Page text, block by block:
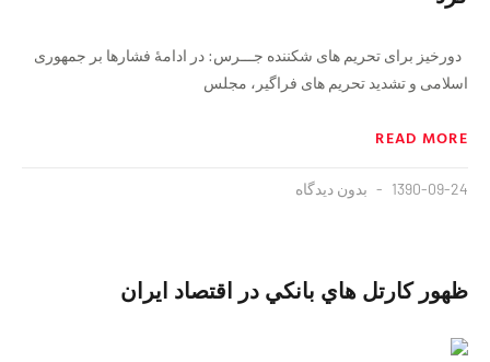
دورخیز برای تحریم های شکننده جـــرس: در ادامۀ فشارها بر جمهوری
اسلامی و تشدید تحریم های فراگیر، مجلس
READ MORE
1390-09-24 بدون دیدگاه
ظهور کارتل هاي بانکي در اقتصاد ايران